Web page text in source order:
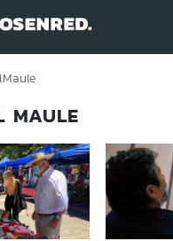
directamente al
Maule
MAULE